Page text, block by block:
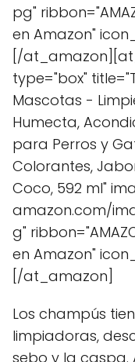
pg"
en Amazon"
[/
type="box"
Mascotas -
Humecta,
para Perros y
Colorantes,
Coco, 592 ml"
amazon.com/
g"
en Amazon"
[/at_amazon]
Los champús
limpiadoras,
sebo y la caspa.